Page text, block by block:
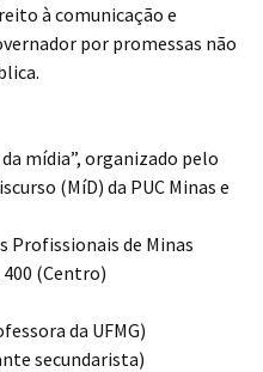
à comunicação e
por promessas não
mídia”, organizado pelo
(MíD) da PUC Minas e
Profissionais de Minas
400 (Centro)
da UFMG)
secundarista)